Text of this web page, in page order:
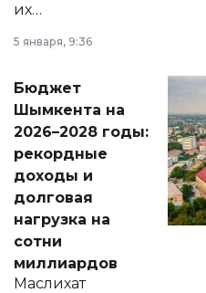
их
принести
народу
Венесуэлы.
5 января, 9:36
Бюджет
Шымкента на
2026–2028 годы:
рекордные
доходы и
долговая
нагрузка на
сотни
миллиардов
Маслихат